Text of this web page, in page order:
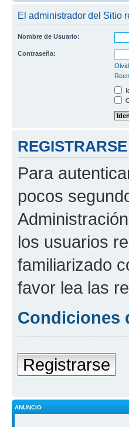
El administrador del Sitio
Nombre de Usuario:
Contraseña:
REGISTRARSE
Para
pocos
los usuarios
familiarizado
favor lea las
Condiciones
Registrarse
ANUNCIO